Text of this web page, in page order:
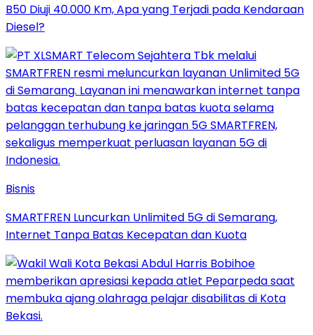
B50 Diuji 40.000 Km, Apa yang Terjadi pada Kendaraan
Diesel?
Bisnis
SMARTFREN Luncurkan Unlimited 5G di Semarang,
Internet Tanpa Batas Kecepatan dan Kuota